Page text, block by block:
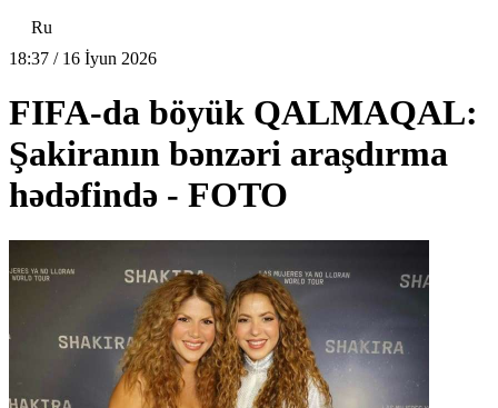
Ru
18:37 / 16 İyun 2026
FIFA-da böyük QALMAQAL:
Şakiranın bənzəri araşdırma
hədəfində - FOTO